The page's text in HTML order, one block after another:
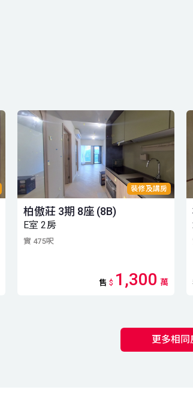
裝修及講房
柏傲莊 3期 8座 (8B)
E室 2房
實 475呎
售 $ 1,300 萬
更多相同